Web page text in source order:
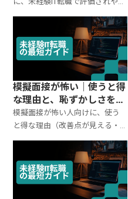
い会話の型を整理。雑談力では
なく「確認・要約・提案」の動
きで点が取れる理由と、面接で使
える例文までまとめます。
模擬面接が怖い｜使うと得
な理由と、恥ずかしさを減
らす進め方
模擬面接が怖い人向けに、使う
と得な理由（改善点が見える・
想定問答が固まる）と、恥ずかし
さを減らす進め方を整理。初回
でやること、事前に用意する台
本、終わった後の復習手順まで